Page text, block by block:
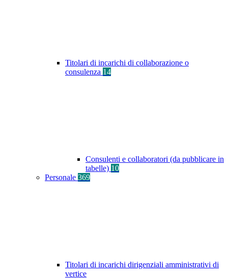
Titolari di incarichi di collaborazione o
consulenza 14
Consulenti e collaboratori (da pubblicare in
tabelle) 10
Personale 369
Titolari di incarichi dirigenziali amministrativi di
vertice